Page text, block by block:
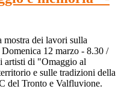
mostra dei lavori sulla
12 marzo - 8.30 /
artisti di "Omaggio al
e sulle tradizioni della
del Tronto e Valfluvione.